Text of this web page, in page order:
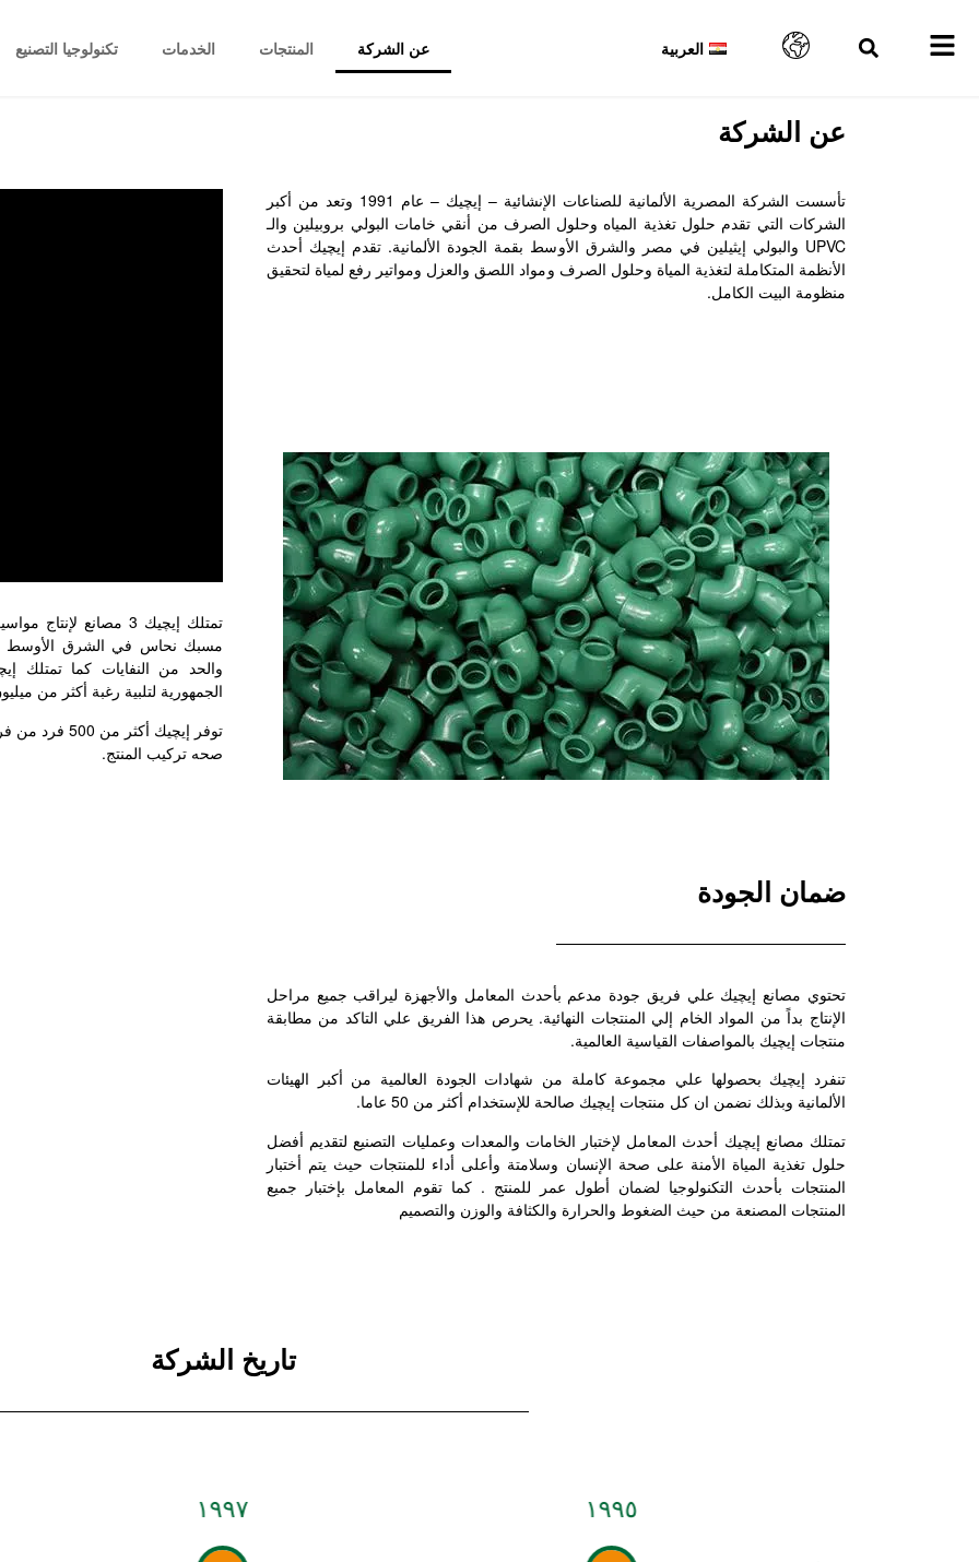
العربية عن الشركة المنتجات الخدمات تكنولوجيا التصنيع
عن الشركة
تأسست الشركة المصرية الألمانية للصناعات الإنشائية – إيچيك – عام 1991 وتعد من أكبر
الشركات التي تقدم حلول تغذية المياه وحلول الصرف من أنقي خامات البولي بروبيلين والـ
UPVC والبولي إيثيلين في مصر والشرق الأوسط بقمة الجودة الألمانية. تقدم إيچيك أحدث
الأنظمة المتكاملة لتغذية المياة وحلول الصرف ومواد اللصق والعزل ومواتير رفع لمياة لتحقيق
منظومة البيت الكامل.
تمتلك إيچيك 3 مصانع
مسبك نحاس في الشرق الأوسط
والحد من النفايات كما تمتلك
الجمهورية لتلبية رغبة أكثر من
توفر إيچيك
صحه تركيب المنتج.
ضمان الجودة
تحتوي مصانع إيچيك علي فريق جودة مدعم بأحدث المعامل والأجهزة ليراقب جميع مراحل
الإنتاج بداً من المواد الخام إلي المنتجات النهائية. يحرص هذا الفريق علي التاكد من مطابقة
منتجات إيچيك بالمواصفات القياسية العالمية.
تنفرد إيچيك بحصولها علي مجموعة كاملة من شهادات الجودة العالمية من أكبر الهيئات
الألمانية وبذلك نضمن ان كل منتجات إيچيك صالحة للإستخدام أكثر من 50 عاما.
تمتلك مصانع إيچيك أحدث المعامل لإختبار الخامات والمعدات وعمليات التصنيع لتقديم أفضل
حلول تغذية المياة الأمنة على صحة الإنسان وسلامتة وأعلى أداء للمنتجات حيث يتم أختبار
المنتجات بأحدث التكنولوجيا لضمان أطول عمر للمنتج . كما تقوم المعامل بإختبار جميع
المنتجات المصنعة من حيث الضغوط والحرارة والكثافة والوزن والتصميم
تاريخ الشركة